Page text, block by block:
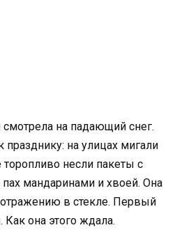
смотрела на падающий снег.
празднику: на улицах мигали
несли пакеты с
мандаринами и хвоей. Она
в стекле. Первый
она этого ждала.